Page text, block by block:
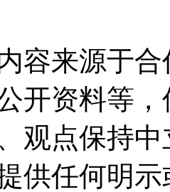
容来源于
开资料等
观点保持
供任何明